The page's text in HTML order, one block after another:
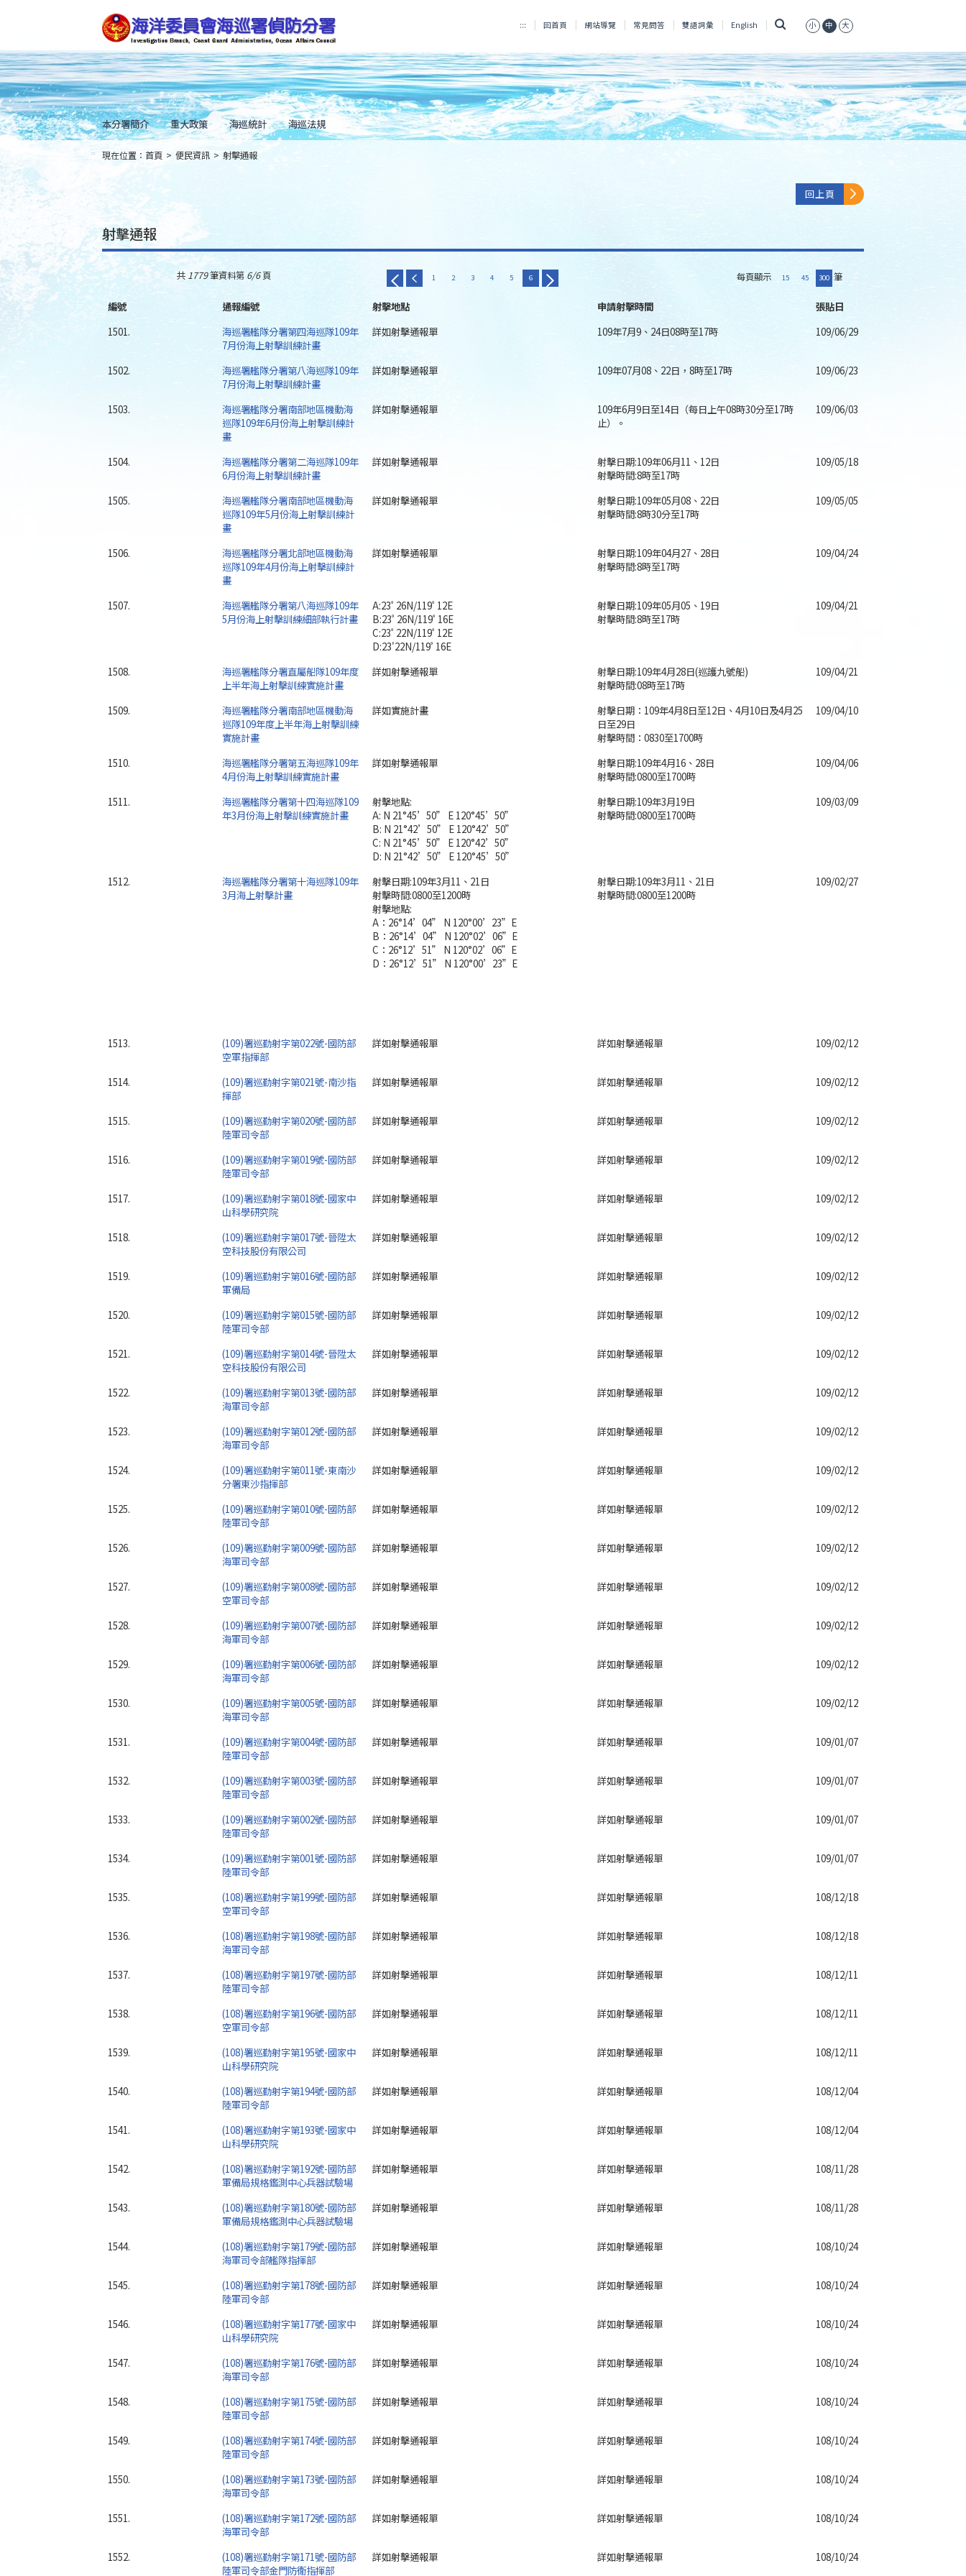
到
主
要
內
容
Skip
to
main
content
::: 回首頁 網站導覽 常見問答 雙語詞彙 English 小 中 大
本分署簡介 重大政策 海巡統計 海巡法規
::: 現在位置： 首頁 > 便民資訊 > 射擊通報
回上頁
射擊通報
共 1779筆資料第 6/6頁 1 2 3 4 5 6 每頁顯示 15 45 300 筆
編號 通報編號 射擊地點 申請射擊時間
張貼日
1501.
海巡署艦隊分署第四海巡隊109年
7月份海上射擊訓練計畫
詳如射擊通報單 109年7月9、24日08時至17時 109/06/29
1502.
海巡署艦隊分署第八海巡隊109年
7月份海上射擊訓練計畫
詳如射擊通報單 109年07月08、22日，8時至17時 109/06/23
1503.
海巡署艦隊分署南部地區機動海
巡隊109年6月份海上射擊訓練計
畫
詳如射擊通報單
109年6月9日至14日（每日上午08時30分至17時
止）。
109/06/03
1504.
海巡署艦隊分署第二海巡隊109年
6月份海上射擊訓練計畫
詳如射擊通報單
射擊日期:109年06月11、12日
射擊時間:8時至17時
109/05/18
1505.
海巡署艦隊分署南部地區機動海
巡隊109年5月份海上射擊訓練計
畫
詳如射擊通報單
射擊日期:109年05月08、22日
射擊時間:8時30分至17時
109/05/05
1506.
海巡署艦隊分署北部地區機動海
巡隊109年4月份海上射擊訓練計
畫
詳如射擊通報單
射擊日期:109年04月27、28日
射擊時間:8時至17時
109/04/24
1507.
海巡署艦隊分署第八海巡隊109年
5月份海上射擊訓練細部執行計畫
A:23ﾟ26N/119ﾟ12E
B:23ﾟ26N/119ﾟ16E
C:23ﾟ22N/119ﾟ12E
D:23'22N/119ﾟ16E
射擊日期:109年05月05、19日
射擊時間:8時至17時
109/04/21
1508.
海巡署艦隊分署直屬船隊109年度
上半年海上射擊訓練實施計畫
詳如射擊通報單
射擊日期:109年4月28日(巡護九號船)
射擊時間:08時至17時
109/04/21
1509.
海巡署艦隊分署南部地區機動海
巡隊109年度上半年海上射擊訓練
實施計畫
詳如實施計畫
射擊日期：109年4月8日至12日、4月10日及4月25
日至29日
射擊時間：0830至1700時
109/04/10
1510.
海巡署艦隊分署第五海巡隊109年
4月份海上射擊訓練實施計畫
詳如射擊通報單
射擊日期:109年4月16、28日
射擊時間:0800至1700時
109/04/06
1511.
海巡署艦隊分署第十四海巡隊109
年3月份海上射擊訓練實施計畫
射擊地點:
A: N 21°45’50” E 120°45’50”
B: N 21°42’50” E 120°42’50”
C: N 21°45’50” E 120°42’50”
D: N 21°42’50” E 120°45’50”
射擊日期:109年3月19日
射擊時間:0800至1700時
109/03/09
1512.
海巡署艦隊分署第十海巡隊109年
3月海上射擊計畫
射擊日期:109年3月11、21日
射擊時間:0800至1200時
射擊地點:
A：26°14’04” N 120°00’23”E
B：26°14’04” N 120°02’06”E
C：26°12’51” N 120°02’06”E
D：26°12’51” N 120°00’23”E
射擊日期:109年3月11、21日
射擊時間:0800至1200時
109/02/27
1513.
(109)署巡勤射字第022號-國防部
空軍指揮部
詳如射擊通報單 詳如射擊通報單 109/02/12
1514.
(109)署巡勤射字第021號-南沙指
揮部
詳如射擊通報單 詳如射擊通報單 109/02/12
1515.
(109)署巡勤射字第020號-國防部
陸軍司令部
詳如射擊通報單 詳如射擊通報單 109/02/12
1516.
(109)署巡勤射字第019號-國防部
陸軍司令部
詳如射擊通報單 詳如射擊通報單 109/02/12
1517.
(109)署巡勤射字第018號-國家中
山科學研究院
詳如射擊通報單 詳如射擊通報單 109/02/12
1518.
(109)署巡勤射字第017號-晉陞太
空科技股份有限公司
詳如射擊通報單 詳如射擊通報單 109/02/12
1519.
(109)署巡勤射字第016號-國防部
軍備局
詳如射擊通報單 詳如射擊通報單 109/02/12
1520.
(109)署巡勤射字第015號-國防部
陸軍司令部
詳如射擊通報單 詳如射擊通報單 109/02/12
1521.
(109)署巡勤射字第014號-晉陞太
空科技股份有限公司
詳如射擊通報單 詳如射擊通報單 109/02/12
1522.
(109)署巡勤射字第013號-國防部
海軍司令部
詳如射擊通報單 詳如射擊通報單 109/02/12
1523.
(109)署巡勤射字第012號-國防部
海軍司令部
詳如射擊通報單 詳如射擊通報單 109/02/12
1524.
(109)署巡勤射字第011號-東南沙
分署東沙指揮部
詳如射擊通報單 詳如射擊通報單 109/02/12
1525.
(109)署巡勤射字第010號-國防部
陸軍司令部
詳如射擊通報單 詳如射擊通報單 109/02/12
1526.
(109)署巡勤射字第009號-國防部
海軍司令部
詳如射擊通報單 詳如射擊通報單 109/02/12
1527.
(109)署巡勤射字第008號-國防部
空軍司令部
詳如射擊通報單 詳如射擊通報單 109/02/12
1528.
(109)署巡勤射字第007號-國防部
海軍司令部
詳如射擊通報單 詳如射擊通報單 109/02/12
1529.
(109)署巡勤射字第006號-國防部
海軍司令部
詳如射擊通報單 詳如射擊通報單 109/02/12
1530.
(109)署巡勤射字第005號-國防部
海軍司令部
詳如射擊通報單 詳如射擊通報單 109/02/12
1531.
(109)署巡勤射字第004號-國防部
陸軍司令部
詳如射擊通報單 詳如射擊通報單 109/01/07
1532.
(109)署巡勤射字第003號-國防部
陸軍司令部
詳如射擊通報單 詳如射擊通報單 109/01/07
1533.
(109)署巡勤射字第002號-國防部
陸軍司令部
詳如射擊通報單 詳如射擊通報單 109/01/07
1534.
(109)署巡勤射字第001號-國防部
陸軍司令部
詳如射擊通報單 詳如射擊通報單 109/01/07
1535.
(108)署巡勤射字第199號-國防部
空軍司令部
詳如射擊通報單 詳如射擊通報單 108/12/18
1536.
(108)署巡勤射字第198號-國防部
海軍司令部
詳如射擊通報單 詳如射擊通報單 108/12/18
1537.
(108)署巡勤射字第197號-國防部
陸軍司令部
詳如射擊通報單 詳如射擊通報單 108/12/11
1538.
(108)署巡勤射字第196號-國防部
空軍司令部
詳如射擊通報單 詳如射擊通報單 108/12/11
1539.
(108)署巡勤射字第195號-國家中
山科學研究院
詳如射擊通報單 詳如射擊通報單 108/12/11
1540.
(108)署巡勤射字第194號-國防部
陸軍司令部
詳如射擊通報單 詳如射擊通報單 108/12/04
1541.
(108)署巡勤射字第193號-國家中
山科學研究院
詳如射擊通報單 詳如射擊通報單 108/12/04
1542.
(108)署巡勤射字第192號-國防部
軍備局規格鑑測中心兵器試驗場
詳如射擊通報單 詳如射擊通報單 108/11/28
1543.
(108)署巡勤射字第180號-國防部
軍備局規格鑑測中心兵器試驗場
詳如射擊通報單 詳如射擊通報單 108/11/28
1544.
(108)署巡勤射字第179號-國防部
海軍司令部艦隊指揮部
詳如射擊通報單 詳如射擊通報單 108/10/24
1545.
(108)署巡勤射字第178號-國防部
陸軍司令部
詳如射擊通報單 詳如射擊通報單 108/10/24
1546.
(108)署巡勤射字第177號-國家中
山科學研究院
詳如射擊通報單 詳如射擊通報單 108/10/24
1547.
(108)署巡勤射字第176號-國防部
海軍司令部
詳如射擊通報單 詳如射擊通報單 108/10/24
1548.
(108)署巡勤射字第175號-國防部
陸軍司令部
詳如射擊通報單 詳如射擊通報單 108/10/24
1549.
(108)署巡勤射字第174號-國防部
陸軍司令部
詳如射擊通報單 詳如射擊通報單 108/10/24
1550.
(108)署巡勤射字第173號-國防部
海軍司令部
詳如射擊通報單 詳如射擊通報單 108/10/24
1551.
(108)署巡勤射字第172號-國防部
海軍司令部
詳如射擊通報單 詳如射擊通報單 108/10/24
1552.
(108)署巡勤射字第171號-國防部
陸軍司令部金門防衛指揮部
詳如射擊通報單 詳如射擊通報單 108/10/24